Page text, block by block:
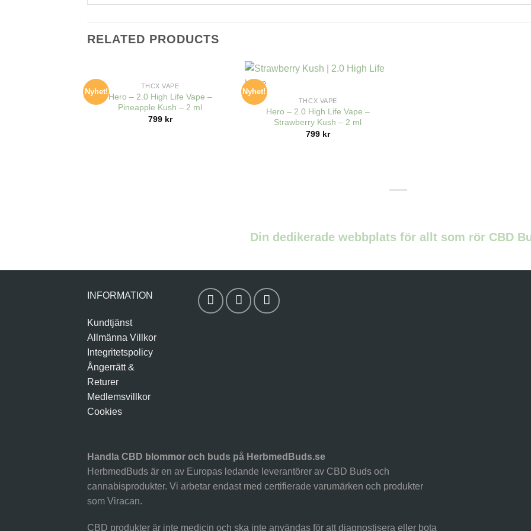
RELATED PRODUCTS
Nyhet!
THCX VAPE
Hero – 2.0 High Life Vape –
Pineapple Kush – 2 ml
799 kr
Nyhet!
+
THCX VAPE
Hero – 2.0 High Life Vape –
Strawberry Kush – 2 ml
799 kr
Din dedikerade webbplats för allt som rör CBD
INFORMATION
Kundtjänst
Allmänna Villkor
Integritetspolicy
Ångerrätt &
Returer
Medlemsvillkor
Cookies
Handla CBD blommor och buds på HerbmedBuds.se
HerbmedBuds är en av Europas ledande leverantörer av CBD Buds och
cannabisprodukter. Vi arbetar endast med certifierade varumärken och produkter
som Viracan.
CBD produkter är inte medicin och ska inte användas för att diagnostisera eller bota